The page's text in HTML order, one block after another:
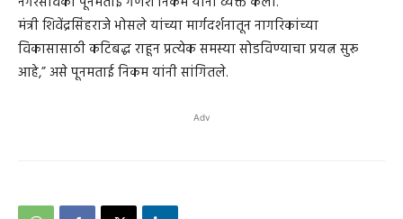
मंत्री शिवेंद्रसिंहराजे भोसले यांच्या मार्गदर्शनातून नागरिकांच्या
विकासासाठी कटिबद्ध राहून प्रत्येक समस्या सोडविण्याचा प्रयत्न सुरू
आहे,” असे पूनमताई निकम यांनी सांगितले.
Adv